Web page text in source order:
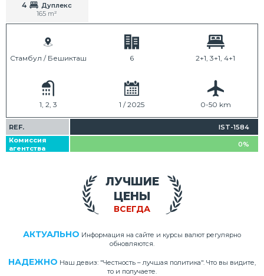
4
Дуплекс
165 m²
Стамбул / Бешикташ 6 2+1, 3+1, 4+1
1, 2, 3 1 / 2025 0-50 km
REF.
IST-1584
Комиссия
агентства
0%
ВСЕГДА
ЛУЧШИЕ
ЦЕНЫ
АКТУАЛЬНО Информация на сайте и курсы валют регулярно
обновляются.
НАДЕЖНО Наш девиз: "Честность – лучшая политика". Что вы видите,
то и получаете.